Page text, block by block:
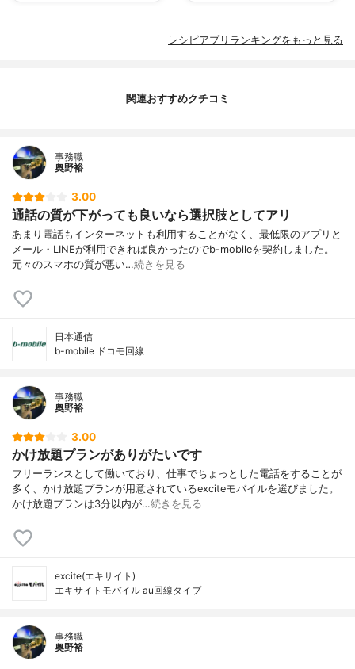
レシピアプリランキングをもっと見る
関連おすすめクチコミ
事務職
奥野裕
3.00
通話の質が下がっても良いなら選択肢としてアリ
あまり電話もインターネットも利用することがなく、最低限のアプリと
メール・LINEが利用できれば良かったのでb-mobileを契約しました。
元々のスマホの質が悪い…続きを見る
日本通信
b-mobile ドコモ回線
事務職
奥野裕
3.00
かけ放題プランがありがたいです
フリーランスとして働いており、仕事でちょっとした電話をすることが
多く、かけ放題プランが用意されているexciteモバイルを選びました。
かけ放題プランは3分以内が…続きを見る
excite(エキサイト)
エキサイトモバイル au回線タイプ
事務職
奥野裕